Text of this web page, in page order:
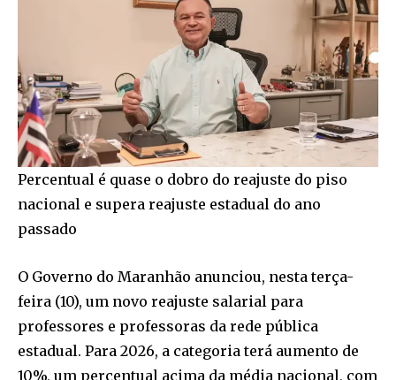
Percentual é quase o dobro do reajuste do piso
nacional e supera reajuste estadual do ano
passado
O Governo do Maranhão anunciou, nesta terça-
feira (10), um novo reajuste salarial para
professores e professoras da rede pública
estadual. Para 2026, a categoria terá aumento de
10%, um percentual acima da média nacional, com